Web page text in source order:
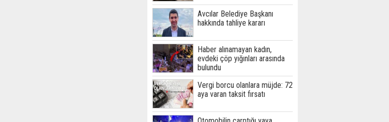
Avcılar Belediye Başkanı
hakkında tahliye kararı
Haber alınamayan kadın,
evdeki çöp yığınları arasında
bulundu
Vergi borcu olanlara müjde: 72
aya varan taksit fırsatı